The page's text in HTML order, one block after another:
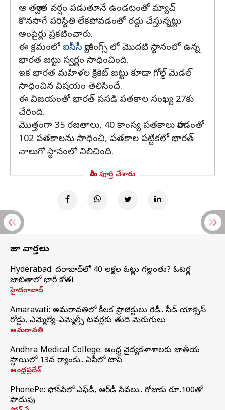
ఆ తర్వాత వర్షం పడుతూనే ఉండటంతో మ్యాచ్
కొనసాగే పరిస్థితి లేకపోవడంతో రద్దు చేస్తున్నట్లు
అంపైర్లు ప్రకటించారు.
ఈ క్రమంలో ఐసీసీ ర్యాకింగ్స్ లో మొదటి స్థానంలో ఉన్న
భారత జట్టు స్వర్ణం సాధించింది.
ఇక భారత మహిళల క్రికెట్ జట్టు కూడా గోల్డ్ మెడల్
సాధించిన విషయం తెలిసిందే.
ఈ విజయంతో భారత్ పసడి పతకాల సంఖ్య 27కు
చేరింది.
మొత్తంగా 35 రజతాలు, 40 కాంస్య పతకాలు రావడంతో
102 పతకాలను సాధించి, పతకాల పట్టికలో భారత్
నాలుగో స్థానంలో నిలిచింది.
మీరు పూర్తి చేశారు
తాజా వార్తలు
Hyderabad: హైదరాబాద్‌లో 40 లక్షల ఓట్లు గల్లంతు? ఓటర్ల
జాబితాలో భారీ కోత!
హైదరాబాద్
Amaravati: అమరావతిలో కీలక ప్రాజెక్టులు రెడీ.. సీడ్‌ యాక్సెస్‌
రోడ్డు, ఎమ్మెల్యే-ఎమ్మెల్సీ టవర్లకు తుది మెరుగులు
అమరావతి
Andhra Medical College: ఆంధ్ర వైద్యకళాశాలకు జాతీయ
స్థాయిలో 13వ ర్యాంకు.. ఏపీలో టాప్
ఆంధ్రప్రదేశ్
PhonePe: ఫోన్‌పేలో ఎఫ్‌డీ, ఆర్‌డీ సేవలు.. రోజుకు రూ.100తో
పొదుపు